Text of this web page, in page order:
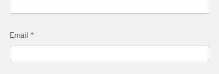
Email *